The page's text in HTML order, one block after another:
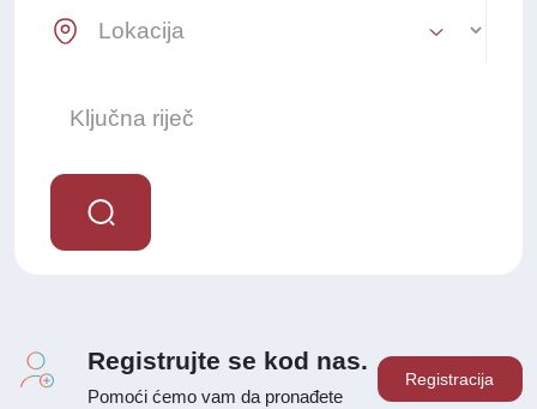
Location Select
Registrujte se kod nas.
Pomoći ćemo vam da pronađete
Registracija